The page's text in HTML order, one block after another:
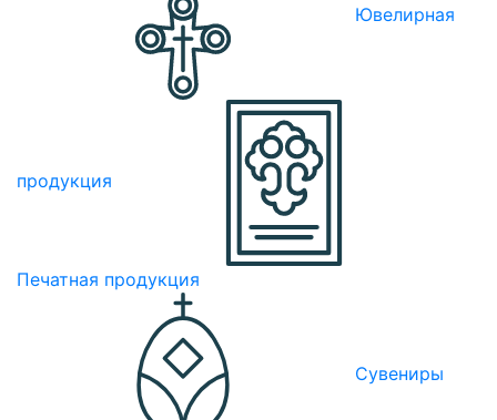
Ювелирная
продукция
Печатная продукция
Сувениры